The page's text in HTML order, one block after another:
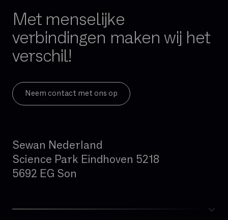
Firewall per sessie
GB
Gedeelde glasvezel
Governance
Hosted telefonie
Hybride cloud
IPv4
Met menselijke
verbindingen maken wij het
verschil!
Neem contact met ons op
Sewan Nederland
Science Park Eindhoven 5218
5692 EG Son